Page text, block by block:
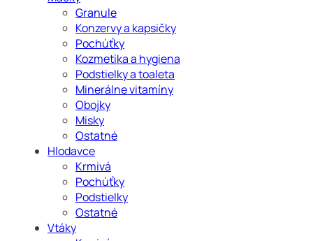
Granule
Konzervy a kapsičky
Pochúťky
Kozmetika a hygiena
Podstielky a toaleta
Minerálne vitamíny
Obojky
Misky
Ostatné
Hlodavce
Krmivá
Pochúťky
Podstielky
Ostatné
Vtáky